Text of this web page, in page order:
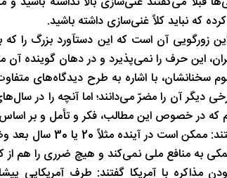
که نباید کلاً غنی‌سازی داشته باشید.
زورگویی آن است که این دستآورد بزرگ را
این حرف را نمی‌پذیرد و در دهان گوینده آن
سخنانشان، با اشاره به طرح دیدگاه‌های
برخی دیگر آن را مضرّ می‌دانند؛ اما آنچه را در
که در خصوص این مطالب، فکر و تأمل و بر
حضرت آیت‌الله
به منافع ملی نمی‌کند و هیچ ضرری را هم از
مذاکره با آمریکا گفتند: طرف آمریکایی